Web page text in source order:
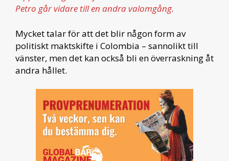
Petro går vidare till en andra valomgång.
Mycket talar för att det blir någon form av
politiskt maktskifte i Colombia – sannolikt till
vänster, men det kan också bli en överraskning åt
andra hållet.